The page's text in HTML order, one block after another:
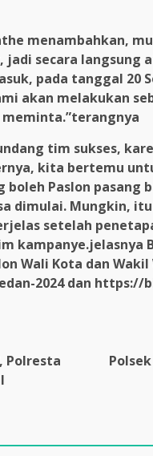
menambahkan,
secara
pada tanggal 20
akan melakukan
tim sukses,
kita bertemu
Paslon pasang
dimulai. Mungkin,
setelah
kampanye.jelasnya
Wali Kota dan
2024 dan https://
Polresta